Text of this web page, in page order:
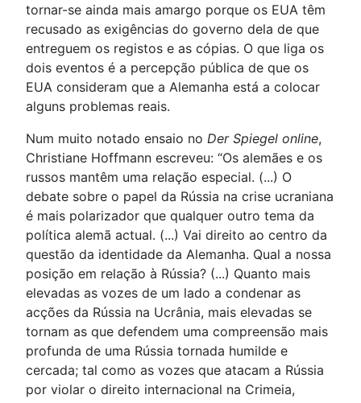
tornar-se ainda mais amargo porque os EUA têm
recusado as exigências do governo dela de que
entreguem os registos e as cópias. O que liga os
dois eventos é a percepção pública de que os
EUA consideram que a Alemanha está a colocar
alguns problemas reais.
Num muito notado ensaio no Der Spiegel online,
Christiane Hoffmann escreveu: “Os alemães e os
russos mantêm uma relação especial. (...) O
debate sobre o papel da Rússia na crise ucraniana
é mais polarizador que qualquer outro tema da
política alemã actual. (...) Vai direito ao centro da
questão da identidade da Alemanha. Qual a nossa
posição em relação à Rússia? (...) Quanto mais
elevadas as vozes de um lado a condenar as
acções da Rússia na Ucrânia, mais elevadas se
tornam as que defendem uma compreensão mais
profunda de uma Rússia tornada humilde e
cercada; tal como as vozes que atacam a Rússia
por violar o direito internacional na Crimeia,